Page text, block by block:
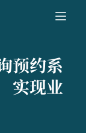
预约系
实现业